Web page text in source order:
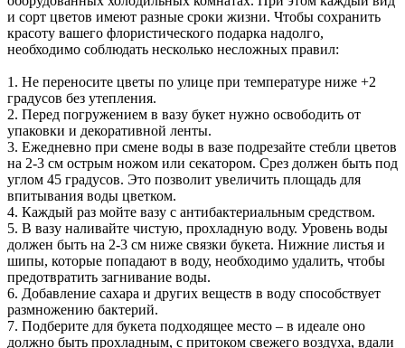
и сорт цветов имеют разные сроки жизни. Чтобы сохранить
красоту вашего флористического подарка надолго,
необходимо соблюдать несколько несложных правил:
1. Не переносите цветы по улице при температуре ниже +2
градусов без утепления.
2. Перед погружением в вазу букет нужно освободить от
упаковки и декоративной ленты.
3. Ежедневно при смене воды в вазе подрезайте стебли цветов
на 2-3 см острым ножом или секатором. Срез должен быть под
углом 45 градусов. Это позволит увеличить площадь для
впитывания воды цветком.
4. Каждый раз мойте вазу с антибактериальным средством.
5. В вазу наливайте чистую, прохладную воду. Уровень воды
должен быть на 2-3 см ниже связки букета. Нижние листья и
шипы, которые попадают в воду, необходимо удалить, чтобы
предотвратить загнивание воды.
6. Добавление сахара и других веществ в воду способствует
размножению бактерий.
7. Подберите для букета подходящее место – в идеале оно
должно быть прохладным, с притоком свежего воздуха, вдали